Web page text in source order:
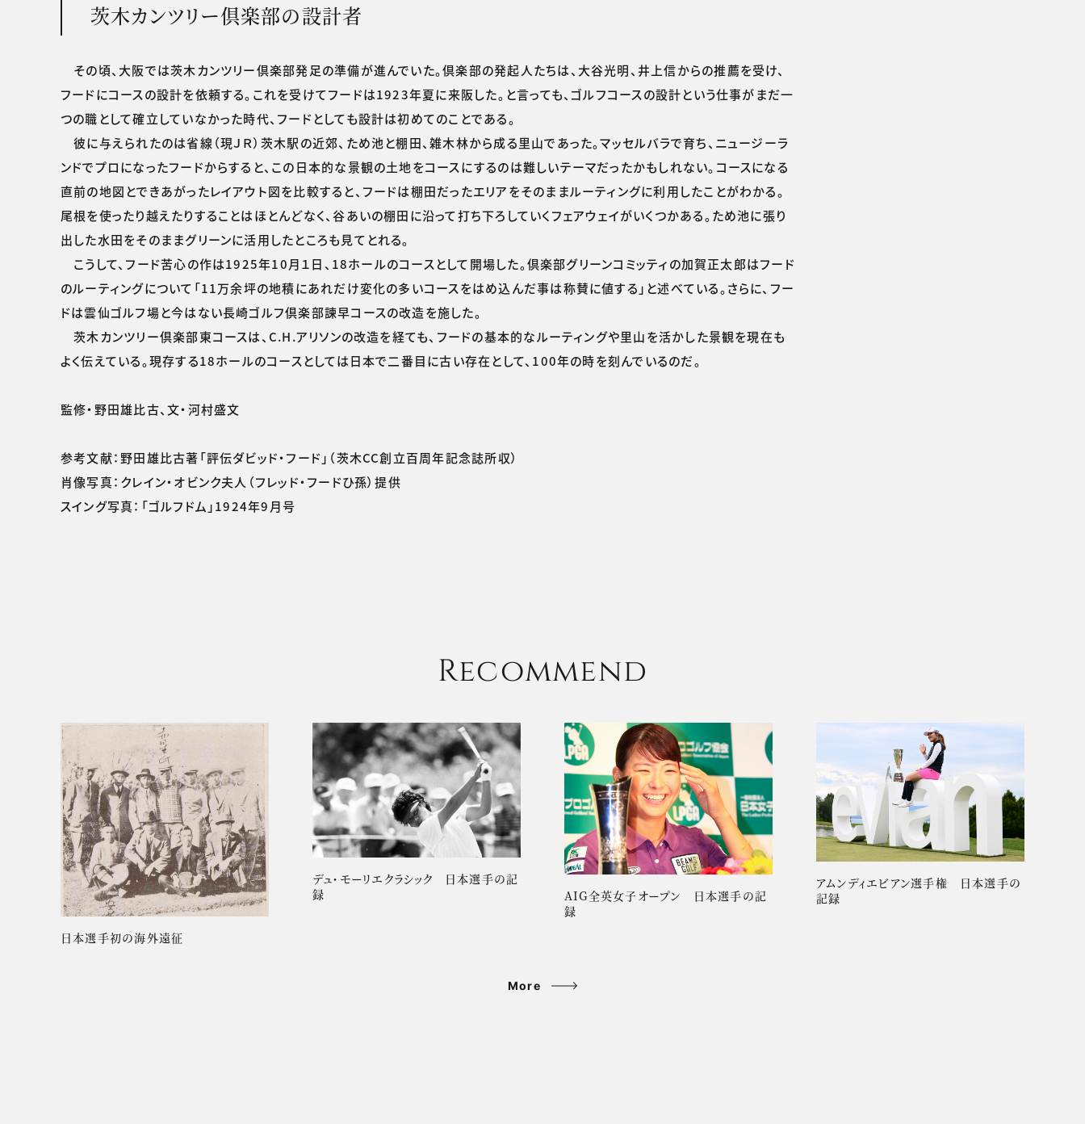
茨木カンツリー倶楽部の設計者
その頃、大阪では茨木カンツリー倶楽部発足の準備が進んでいた。倶楽部の発起人たちは、大谷光明、井上信からの推薦を受け、
フードにコースの設計を依頼する。これを受けてフードは1923年夏に来阪した。と言っても、ゴルフコースの設計という仕事がまだ一
つの職として確立していなかった時代、フードとしても設計は初めてのことである。
彼に与えられたのは省線（現ＪＲ）茨木駅の近郊、ため池と棚田、雑木林から成る里山であった。マッセルバラで育ち、ニュージーラ
ンドでプロになったフードからすると、この日本的な景観の土地をコースにするのは難しいテーマだったかもしれない。コースになる
直前の地図とできあがったレイアウト図を比較すると、フードは棚田だったエリアをそのままルーティングに利用したことがわかる。
尾根を使ったり越えたりすることはほとんどなく、谷あいの棚田に沿って打ち下ろしていくフェアウェイがいくつかある。ため池に張り
出した水田をそのままグリーンに活用したところも見てとれる。
こうして、フード苦心の作は1925年10月１日、18ホールのコースとして開場した。倶楽部グリーンコミッティの加賀正太郎はフード
のルーティングについて「11万余坪の地積にあれだけ変化の多いコースをはめ込んだ事は称賛に値する」と述べている。さらに、フー
ドは雲仙ゴルフ場と今はない長崎ゴルフ倶楽部諫早コースの改造を施した。
茨木カンツリー倶楽部東コースは、C.H.アリソンの改造を経ても、フードの基本的なルーティングや里山を活かした景観を現在も
よく伝えている。現存する18ホールのコースとしては日本で二番目に古い存在として、100年の時を刻んでいるのだ。
監修・野田雄比古、文・河村盛文
参考文献：野田雄比古著「評伝ダビッド・フード」（茨木CC創立百周年記念誌所収）
肖像写真：クレイン・オビンク夫人（フレッド・フードひ孫）提供
スイング写真：「ゴルフドム」1924年9月号
Recommend
日本選手初の海外遠征
デュ・モーリエクラシック 日本選手の記
録
AIG全英女子オープン 日本選手の記
録
アムンディエビアン選手権 日本選手の
記録
More